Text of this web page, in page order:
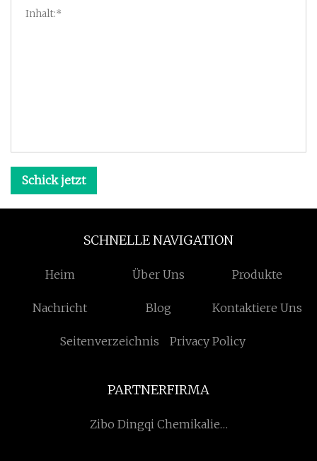
Schick jetzt
SCHNELLE NAVIGATION
Heim Über Uns Produkte
Nachricht Blog Kontaktiere Uns
Seitenverzeichnis Privacy Policy
PARTNERFIRMA
Zibo Dingqi Chemikalien